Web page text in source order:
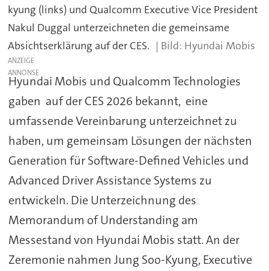
kyung (links) und Qualcomm Executive Vice President
Nakul Duggal unterzeichneten die gemeinsame
Absichtserklärung auf der CES.
Hyundai Mobis
ANZEIGE
Hyundai Mobis und Qualcomm Technologies
gaben auf der CES 2026 bekannt, eine
umfassende Vereinbarung unterzeichnet zu
haben, um gemeinsam Lösungen der nächsten
Generation für Software-Defined Vehicles und
Advanced Driver Assistance Systems zu
entwickeln. Die Unterzeichnung des
Memorandum of Understanding am
Messestand von Hyundai Mobis statt. An der
Zeremonie nahmen Jung Soo-Kyung, Executive